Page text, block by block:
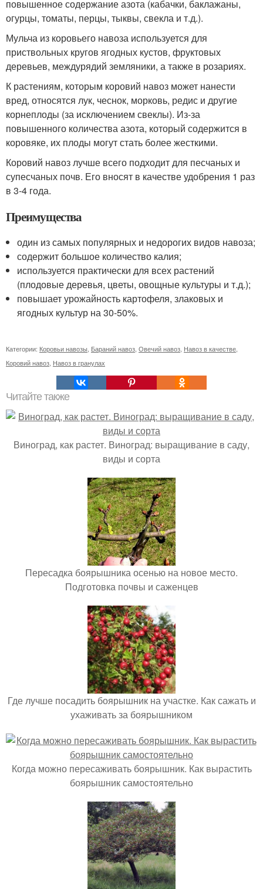
повышенное содержание азота (кабачки, баклажаны,
огурцы, томаты, перцы, тыквы, свекла и т.д.).
Мульча из коровьего навоза используется для
приствольных кругов ягодных кустов, фруктовых
деревьев, междурядий земляники, а также в розариях.
К растениям, которым коровий навоз может нанести
вред, относятся лук, чеснок, морковь, редис и другие
корнеплоды (за исключением свеклы). Из-за
повышенного количества азота, который содержится в
коровяке, их плоды могут стать более жесткими.
Коровий навоз лучше всего подходит для песчаных и
супесчаных почв. Его вносят в качестве удобрения 1 раз
в 3-4 года.
Преимущества
один из самых популярных и недорогих видов навоза;
содержит большое количество калия;
используется практически для всех растений
(плодовые деревья, цветы, овощные культуры и т.д.);
повышает урожайность картофеля, злаковых и
ягодных культур на 30-50%.
Категории: Коровьи навозы Бараний навоз Овечий навоз Навоз в качестве
Коровий навоз Навоз в гранулах
Читайте также
Виноград, как растет. Виноград: выращивание в саду,
виды и сорта
Пересадка боярышника осенью на новое место.
Подготовка почвы и саженцев
Где лучше посадить боярышник на участке. Как сажать и
ухаживать за боярышником
Когда можно пересаживать боярышник. Как вырастить
боярышник самостоятельно